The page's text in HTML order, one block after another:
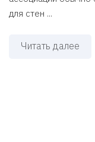
для стен ...
Читать далее